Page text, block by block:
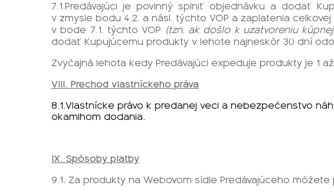
7.1.Predávajúci je povinný splniť objednávku a dodať
v zmysle bodu 4.2. a násl. týchto VOP a zaplatenia
v bode 7.1. týchto VOP (tzn. ak došlo k uzatvoreniu
dodať Kupujúcemu produkty v lehote najneskôr 30 dní
Zvyčajná lehota kedy Predávajúci expeduje produkty je 1
VIII. Prechod vlastníckeho práva
8.1.Vlastnícke právo k predanej veci a nebezpečenstvo
okamihom dodania.
IX. Spôsoby platby
9.1. Za produkty na Webovom sídle Predávajúceho